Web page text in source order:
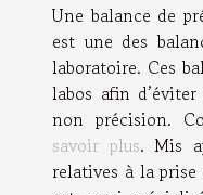
Une balance de
est une des
laboratoire. Ces
labos afin
non précision.
savoir plus. Mis
relatives à la prise